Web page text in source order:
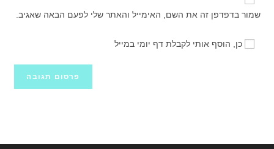
להגיב
כדי
שלך
שמור בדפדפן זה את השם, האימייל והאתר שלי לפעם הבאה שאגיב.
כן, הוסף אותי לקבלת דף יומי במייל